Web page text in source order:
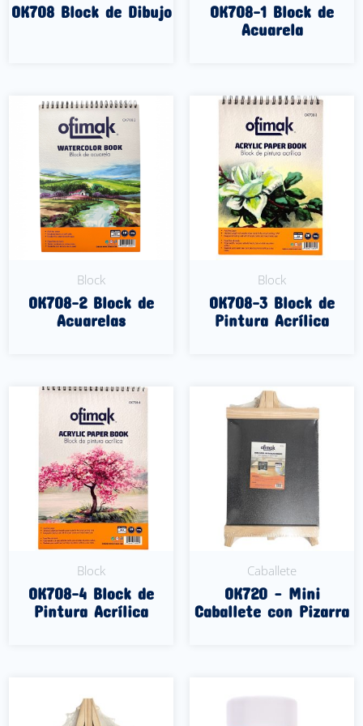
OK708 Block de Dibujo
OK708-1 Block de
Acuarela
Block
OK708-2 Block de
Acuarelas
Block
OK708-3 Block de
Pintura Acrílica
Block
OK708-4 Block de
Pintura Acrílica
Caballete
OK720 – Mini
Caballete con Pizarra